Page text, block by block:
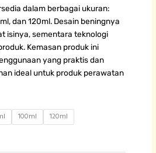
dalam berbagai ukuran:
dan 120ml. Desain beningnya
isinya, sementara teknologi
Kemasan produk ini
yang praktis dan
ideal untuk produk perawatan
100ml 120ml